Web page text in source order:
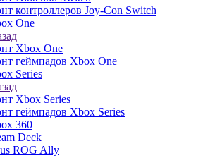
контроллеров Joy-Con Switch
One
Xbox One
геймпадов Xbox One
Series
Xbox Series
геймпадов Xbox Series
360
Deck
ROG Ally